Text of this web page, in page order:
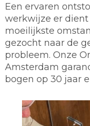
Een ervaren
werkwijze er
moeilijkste
gezocht naar de
probleem. Onze
Amsterdam
bogen op 30 jaar